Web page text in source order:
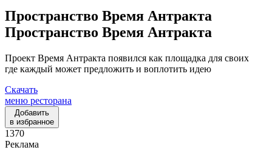
Пространство Время Антракта
Пространство Время Антракта
Проект Время Антракта появился как площадка для своих
где каждый может предложить и воплотить идею
Скачать
меню ресторана
Добавить
в избранное
1370
Реклама